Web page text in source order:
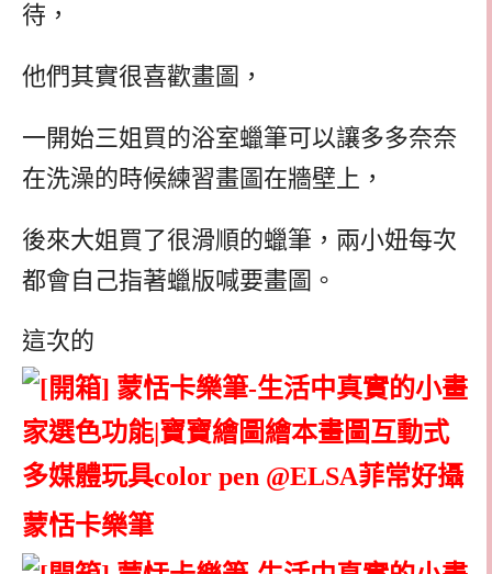
待，
他們其實很喜歡畫圖，
一開始三姐買的浴室蠟筆可以讓多多奈奈
在洗澡的時候練習畫圖在牆壁上，
後來大姐買了很滑順的蠟筆，兩小妞每次
都會自己指著蠟版喊要畫圖。
這次的
蒙恬卡樂筆